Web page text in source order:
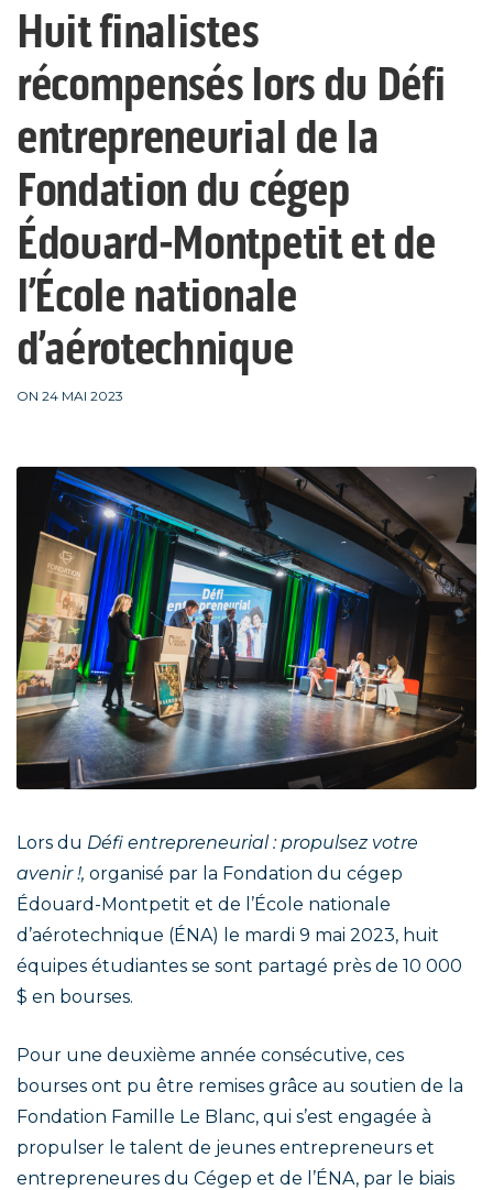
Huit finalistes
récompensés lors du Défi
entrepreneurial de la
Fondation du cégep
Édouard-Montpetit et de
l’École nationale
d’aérotechnique
ON 24 MAI 2023
Lors du Défi entrepreneurial : propulsez votre
avenir !,organisé par la Fondation du cégep
Édouard-Montpetit et de l’École nationale
d’aérotechnique (ÉNA) le mardi 9 mai 2023, huit
équipes étudiantes se sont partagé près de 10 000
$ en bourses.
Pour une deuxième année consécutive, ces
bourses ont pu être remises grâce au soutien de la
Fondation Famille Le Blanc, qui s’est engagée à
propulser le talent de jeunes entrepreneurs et
entrepreneures du Cégep et de l’ÉNA, par le biais